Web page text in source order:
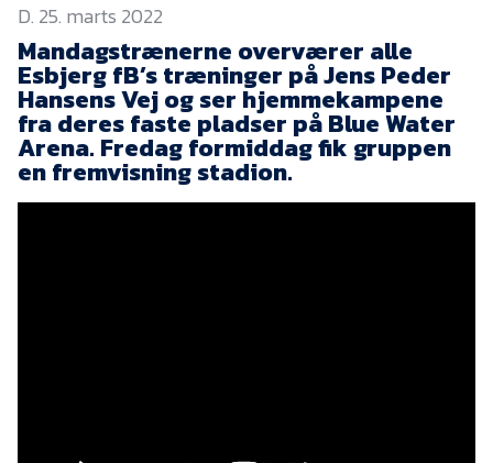
EfB Akademi
Sydvestjysk Fodbold
Samarbejde
Partnere
Blue Water Arena
Aktionærinformation
D. 25. marts 2022
Mandagstrænerne overværer alle
Esbjerg fB’s træninger på Jens Peder
Hansens Vej og ser hjemmekampene
fra deres faste pladser på Blue Water
Arena. Fredag formiddag fik gruppen
en fremvisning stadion.